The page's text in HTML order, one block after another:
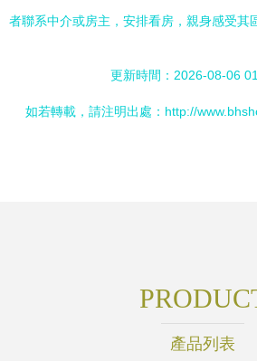
者聯系中介或房主，安排看房，親身感受其
更新時間：2026-08-06
如若轉載，請注明出處：http://
產品列表